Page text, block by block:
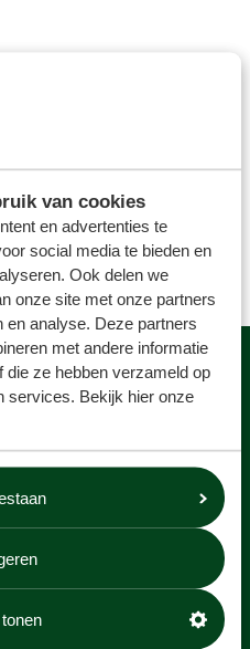
van cookies
en advertenties te
social media te bieden en
Ook delen we
onze site met onze partners
analyse. Deze partners
met andere informatie
ze hebben verzameld op
services. Bekijk hier onze
nascheiden, maar
composteren als het bij
kunnen ook
Denk aan het vet dat
of de sinaasappels
kan een machine er niet
ook energie. Door het
zijn we dus met z’n